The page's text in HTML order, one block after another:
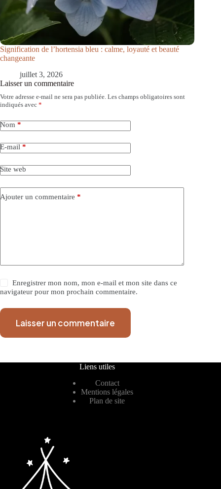
Signification de l’hortensia bleu : calme, loyauté et beauté
changeante
juillet 3, 2026
Laisser un commentaire
Votre adresse e-mail ne sera pas publiée. Les champs obligatoires sont
indiqués avec *
Nom *
E-mail *
Site web
Ajouter un commentaire *
Enregistrer mon nom, mon e-mail et mon site dans ce
navigateur pour mon prochain commentaire.
Laisser un commentaire
Liens utiles
Contact
Mentions légales
Plan de site